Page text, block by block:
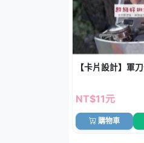
【卡片設計】軍
NT$11元
購物車